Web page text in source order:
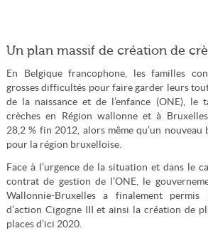
Un plan massif de création de
En Belgique francophone, les familles
grosses difficultés pour faire garder leurs
de la naissance et de l’enfance (ONE), le
crèches en Région wallonne et à
28,2 % fin 2012, alors même qu’un nouveau
pour la région bruxelloise.
Face à l’urgence de la situation et dans le
contrat de gestion de l’ONE, le
Wallonnie-Bruxelles a finalement
d’action Cigogne III et ainsi la création de
places d’ici 2020.